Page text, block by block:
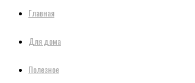
Главная
Для дома
Полезное